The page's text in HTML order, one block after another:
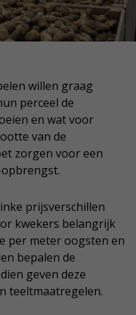
willen graag
perceel de
en wat voor
van de
zorgen voor een
prijsverschillen
kwekers belangrijk
per meter oogsten en
bepalen de
geven deze
teeltmaatregelen.